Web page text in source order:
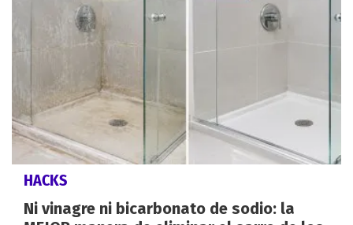
HACKS
Ni vinagre ni bicarbonato de sodio: la